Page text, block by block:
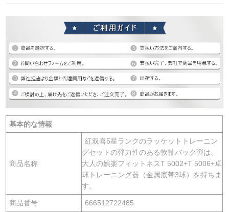
基本的な情報
商品名称
紅双喜5星ランクのラッケットトレーニン
グセットの弾力性のある軟軸バック弾は、
大人の娯楽フィットネスT 5002+T 5006+卓
球トレーニング器（金属底帯3球）を持ちま
す。
商品番号 666512722485